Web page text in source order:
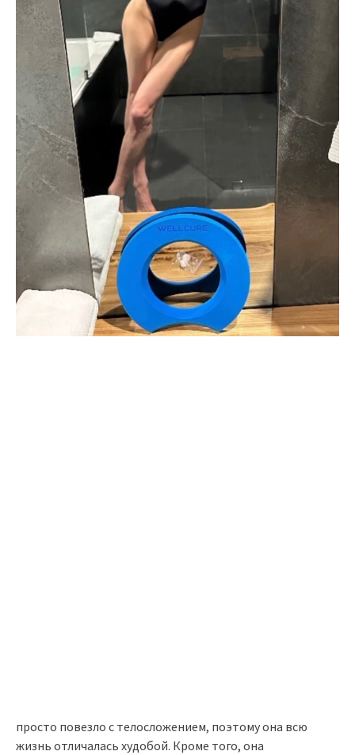
просто повезло с телосложением, поэтому она всю
жизнь отличалась худобой. Кроме того, она